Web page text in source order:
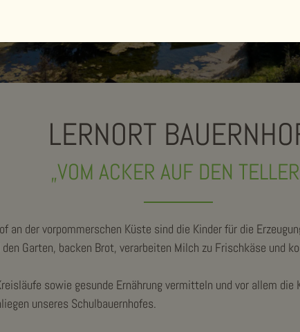
LERNORT
„VOM ACKER AUF DEN
an der vorpommerschen Küste sind die Kinder für die
Garten, backen Brot, verarbeiten Milch zu Frischkäse und
sowie gesunde Ernährung vermitteln und vor allem die
unseres Schulbauernhofes.